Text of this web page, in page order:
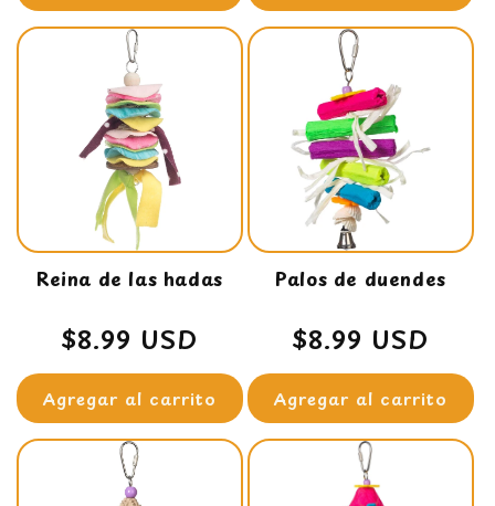
Reina de las hadas
Precio
habitual
$8.99 USD
Agregar al carrito
Palos de duendes
Precio
habitual
$8.99 USD
Agregar al carrito